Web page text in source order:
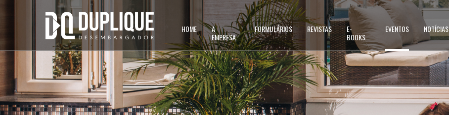
HOME
A
EMPRESA
FORMULÁRIOS REVISTAS
E-
BOOKS
EVENTOS NOTÍCIAS